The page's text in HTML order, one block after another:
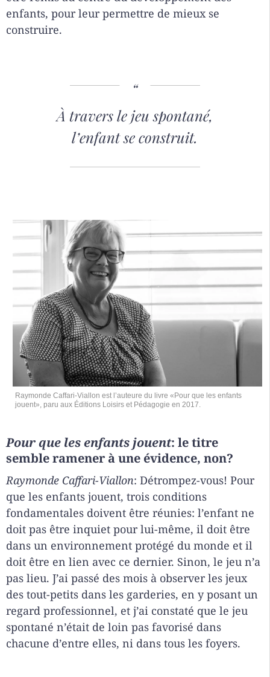
enfants, pour leur permettre de mieux se
construire.
À travers le jeu spontané,
l’enfant se construit.
Raymonde Caffari-Viallon est l’auteure du livre «Pour que les enfants
jouent», paru aux Éditions Loisirs et Pédagogie en 2017.
Pour que les enfants jouent: le titre
semble ramener à une évidence, non?
Raymonde Caffari-Viallon: Détrompez-vous! Pour
que les enfants jouent, trois conditions
fondamentales doivent être réunies: l’enfant ne
doit pas être inquiet pour lui-même, il doit être
dans un environnement protégé du monde et il
doit être en lien avec ce dernier. Sinon, le jeu n’a
pas lieu. J’ai passé des mois à observer les jeux
des tout-petits dans les garderies, en y posant un
regard professionnel, et j’ai constaté que le jeu
spontané n’était de loin pas favorisé dans
chacune d’entre elles, ni dans tous les foyers.